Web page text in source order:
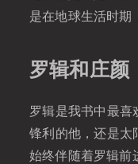
是在地球生活时期
罗辑和庄颜
罗辑是我书中最喜
锋利的他，还是太
始终伴随着罗辑前